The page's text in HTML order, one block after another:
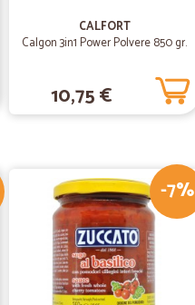
CALFORT
Calgon 3in1 Power Polvere 850 gr.
10,75 €
-7%